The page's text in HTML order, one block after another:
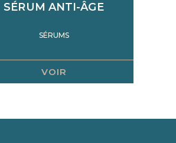
SÉRUM ANTI-ÂGE
SÉRUMS
VOIR